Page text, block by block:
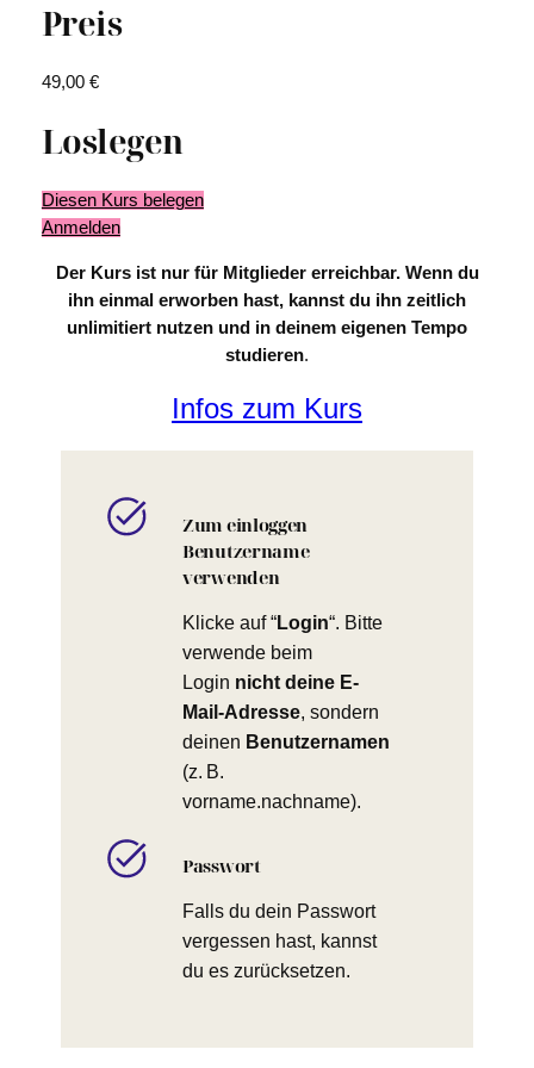
Preis
49,00 €
Loslegen
Diesen Kurs belegen
Anmelden
Der Kurs ist nur für Mitglieder erreichbar. Wenn du
ihn einmal erworben hast, kannst du ihn zeitlich
unlimitiert nutzen und in deinem eigenen Tempo
studieren.
Infos zum Kurs
Zum einloggen
Benutzername
verwenden
Klicke auf “Login“. Bitte
verwende beim
Login nicht deine E-
Mail-Adresse, sondern
deinen Benutzernamen
(z. B.
vorname.nachname).
Passwort
Falls du dein Passwort
vergessen hast, kannst
du es zurücksetzen.